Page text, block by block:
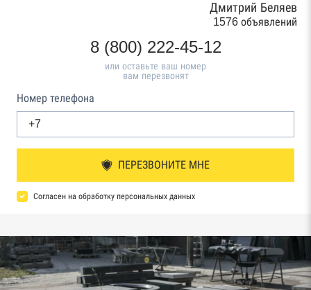
Дмитрий Беляев
1576 объявлений
8 (800) 222-45-12
или оставьте ваш номер
вам перезвонят
Номер телефона
ПЕРЕЗВОНИТЕ МНЕ
Согласен на обработку персональных данных